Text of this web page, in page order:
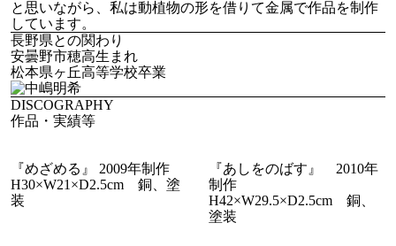
と思いながら、私は動植物の形を借りて金属で作品を制作
しています。
長野県との関わり
安曇野市穂高生まれ
松本県ヶ丘高等学校卒業
DISCOGRAPHY
作品・実績等
『めざめる』 2009年制作
H30×W21×D2.5cm 銅、塗
装
『あしをのばす』 2010年
制作
H42×W29.5×D2.5cm 銅、
塗装